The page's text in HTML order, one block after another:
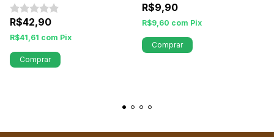
Crochet Braid
R$42,90
R$41,61 com Pix
Comprar
R$9,90
R$9,60 com Pix
Comprar